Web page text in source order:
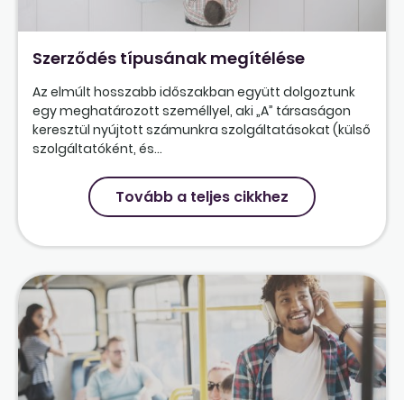
Szerződés típusának megítélése
Az elmúlt hosszabb időszakban együtt dolgoztunk
egy meghatározott személlyel, aki „A” társaságon
keresztül nyújtott számunkra szolgáltatásokat (külső
szolgáltatóként, és...
Tovább a teljes cikkhez